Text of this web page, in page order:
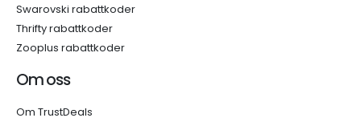
Swarovski rabattkoder
Thrifty rabattkoder
Zooplus rabattkoder
Om oss
Om TrustDeals